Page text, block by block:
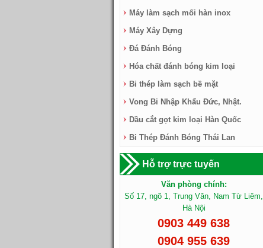
Máy làm sạch mối hàn inox
Máy Xây Dựng
Đá Đánh Bóng
Hóa chất đánh bóng kim loại
Bi thép làm sạch bề mặt
Vong Bi Nhập Khẩu Đức, Nhật.
Dầu cắt gọt kim loại Hàn Quốc
Bi Thép Đánh Bóng Thái Lan
Hỗ trợ trực tuyến
Văn phòng chính:
Số 17, ngõ 1, Trung Văn, Nam Từ Liêm,
Hà Nội
0903 449 638
0904 955 639